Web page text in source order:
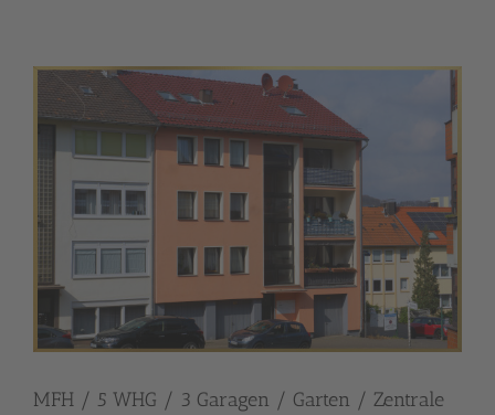
MFH / 5 WHG / 3 Garagen / Garten / Zentrale